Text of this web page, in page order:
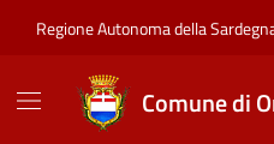
Regione Autonoma della
Comune di